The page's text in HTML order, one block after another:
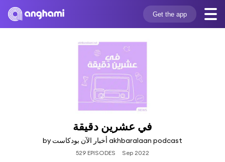
Get the app
في عشرين دقيقة
by أخبار الآن بودكاست akhbaralaan podcast
529 EPISODES Sep 2022